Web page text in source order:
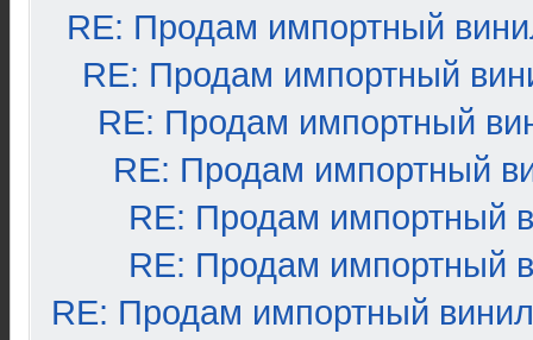
RE: Продам импортный
RE: Продам импортный
RE: Продам импортный
RE: Продам импортный
RE: Продам импортный
RE: Продам импортный
RE: Продам импортный винил